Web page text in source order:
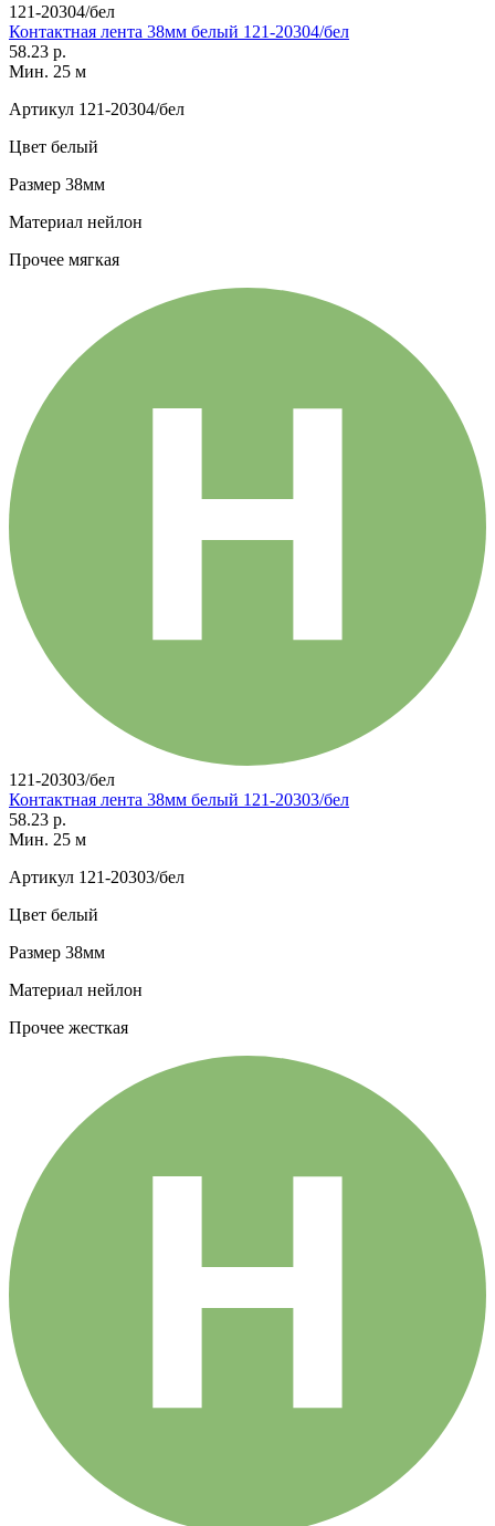
121-20304/бел
Контактная лента 38мм белый 121-20304/бел
58.23 р.
Мин. 25 м
Артикул 121-20304/бел
Цвет белый
Размер 38мм
Материал нейлон
Прочее мягкая
121-20303/бел
Контактная лента 38мм белый 121-20303/бел
58.23 р.
Мин. 25 м
Артикул 121-20303/бел
Цвет белый
Размер 38мм
Материал нейлон
Прочее жесткая